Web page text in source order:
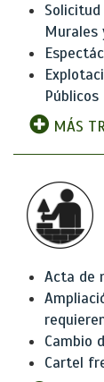
Murales
Públicos
MÁS
Acta de
Cambio
Cartel